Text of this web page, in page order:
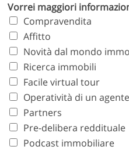
Vorrei maggiori
Compravendita
Affitto
Novità dal mondo
Ricerca immobili
Facile virtual tour
Operatività di un
Partners
Pre-delibera reddituale
Podcast immobiliare